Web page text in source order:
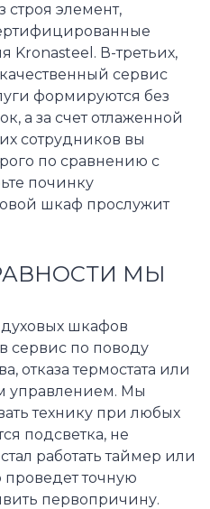
элемент,
Kronasteel. В-третьих,
сервис
формируются без
а за счет отлаженной
сотрудников вы
по сравнению с
починку
шкаф прослужит
МЫ
шкафов
сервис по поводу
отказа термостата или
управлением. Мы
технику при любых
подсветка, не
работать таймер или
точную
первопричину.